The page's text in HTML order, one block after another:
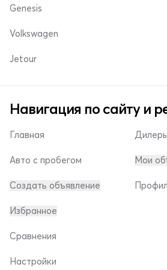
Genesis
Volkswagen
Jetour
Навигация по сайту и
Главная
Авто с пробегом
Создать объявление
Мои
Избранное
Сравнения
Настройки